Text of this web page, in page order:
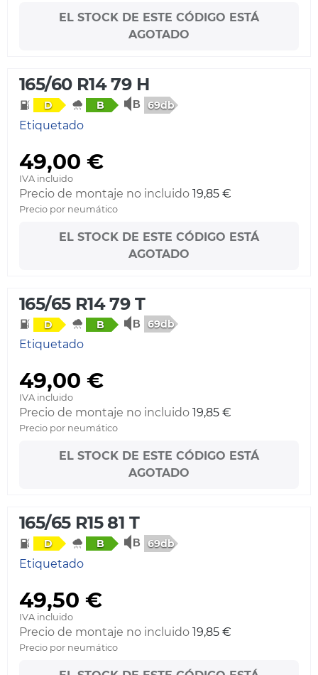
EL STOCK DE ESTE CÓDIGO ESTÁ
AGOTADO
165/60 R14 79 H
D B 69db
Etiquetado
49,00 €
IVA incluido
Precio de montaje no incluido 19,85 €
Precio por neumático
EL STOCK DE ESTE CÓDIGO ESTÁ
AGOTADO
165/65 R14 79 T
D B 69db
Etiquetado
49,00 €
IVA incluido
Precio de montaje no incluido 19,85 €
Precio por neumático
EL STOCK DE ESTE CÓDIGO ESTÁ
AGOTADO
165/65 R15 81 T
D B 69db
Etiquetado
49,50 €
IVA incluido
Precio de montaje no incluido 19,85 €
Precio por neumático